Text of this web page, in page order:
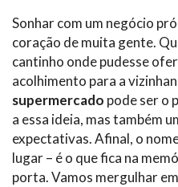
Sonhar com um negócio
coração de muita gente.
cantinho onde pudesse
acolhimento para a
supermercado pode ser o
a essa ideia, mas também
expectativas. Afinal, o
lugar – é o que fica na
porta. Vamos mergulhar